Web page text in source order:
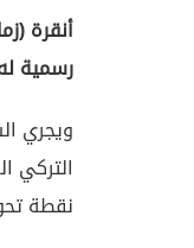
أنقرة
رسمية
ويجري
التركي
نقطة